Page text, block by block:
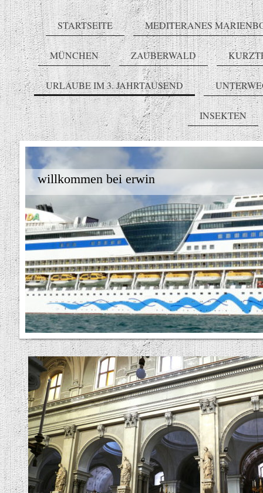
STARTSEITE MEDITERANES
MÜNCHEN ZAUBERWALD
URLAUBE IM 3. JAHRTAUSEND
INSEKTEN
willkommen bei erwin